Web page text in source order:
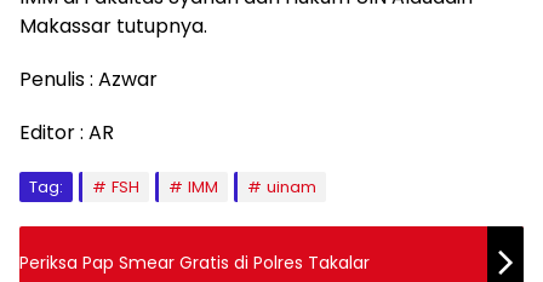
Makassar tutupnya.
Penulis : Azwar
Editor : AR
Tag: FSH IMM uinam
Periksa Pap Smear Gratis di Polres Takalar